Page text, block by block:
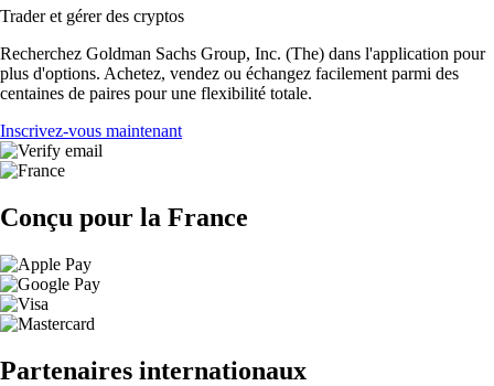
Trader et gérer des cryptos
Recherchez Goldman Sachs Group, Inc. (The) dans l'application pour
plus d'options. Achetez, vendez ou échangez facilement parmi des
centaines de paires pour une flexibilité totale.
Inscrivez-vous maintenant
Conçu pour la France
Partenaires internationaux